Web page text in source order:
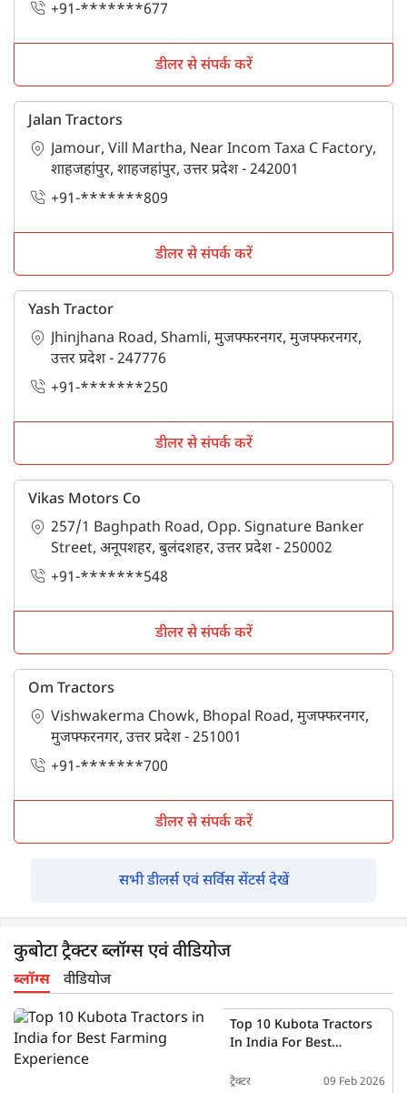
+91-*******677
डीलर से संपर्क करें
Jalan Tractors
Jamour, Vill Martha, Near Incom Taxa C Factory,
शाहजहांपुर, शाहजहांपुर, उत्तर प्रदेश - 242001
+91-*******809
डीलर से संपर्क करें
Yash Tractor
Jhinjhana Road, Shamli, मुजफ्फरनगर, मुजफ्फरनगर,
उत्तर प्रदेश - 247776
+91-*******250
डीलर से संपर्क करें
Vikas Motors Co
257/1 Baghpath Road, Opp. Signature Banker
Street, अनूपशहर, बुलंदशहर, उत्तर प्रदेश - 250002
+91-*******548
डीलर से संपर्क करें
Om Tractors
Vishwakerma Chowk, Bhopal Road, मुजफ्फरनगर,
मुजफ्फरनगर, उत्तर प्रदेश - 251001
+91-*******700
डीलर से संपर्क करें
सभी डीलर्स एवं सर्विस सेंटर्स देखें
कुबोटा ट्रैक्टर ब्लॉग्स एवं वीडियोज
ब्लॉग्स वीडियोज
Top 10 Kubota Tractors
In India For Best
ट्रैक्टर 09 Feb 2026